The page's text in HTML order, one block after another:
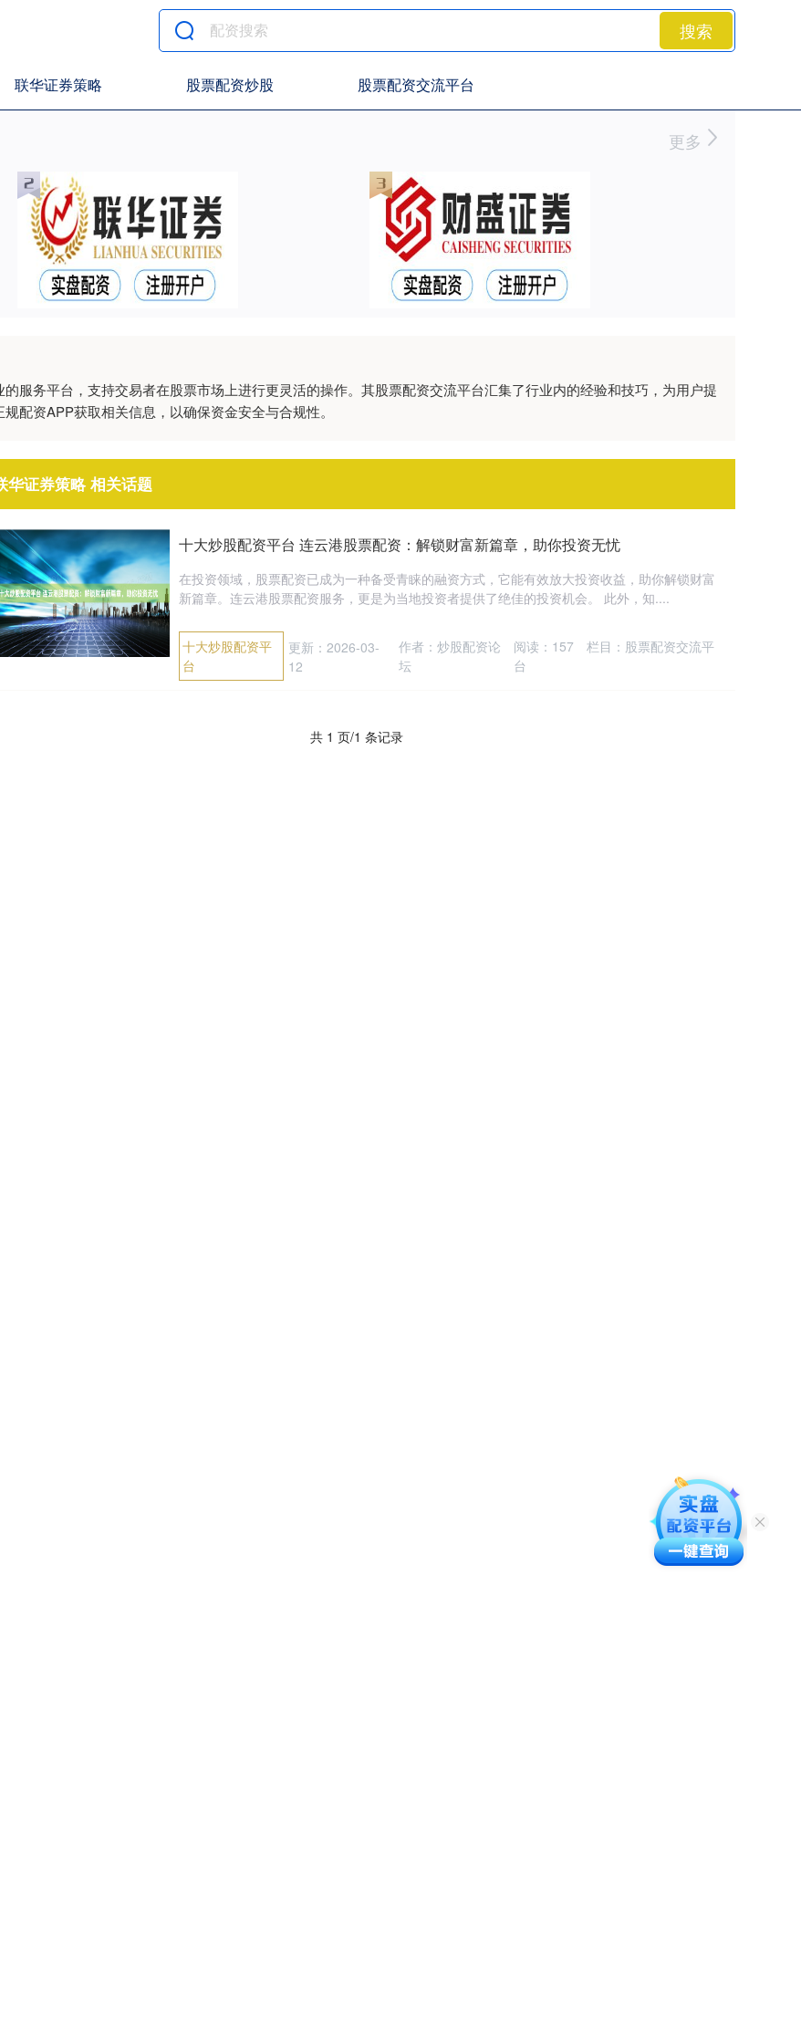
搜索
联华证券策略 股票配资炒股 股票配资交流平台
更多
服务平台，支持交易者在股票市场上进行更灵活的操作。其股票配资交流平台汇集了行业内的经验和技巧，为用户提
配资APP获取相关信息，以确保资金安全与合规性。
华证券策略 相关话题
十大炒股配资平台 连云港股票配资：解锁财富新篇章，助你投资无忧
在投资领域，股票配资已成为一种备受青睐的融资方式，它能有效放大投资收益，助你解锁财富
新篇章。连云港股票配资服务，更是为当地投资者提供了绝佳的投资机会。 此外，知....
十大炒股配资平
台
更新：2026-03-
12
作者：炒股配资论
坛
阅读： 157 栏目： 股票配资交流平
台
共 1 页/1 条记录